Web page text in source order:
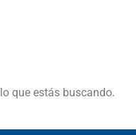
que estás buscando.